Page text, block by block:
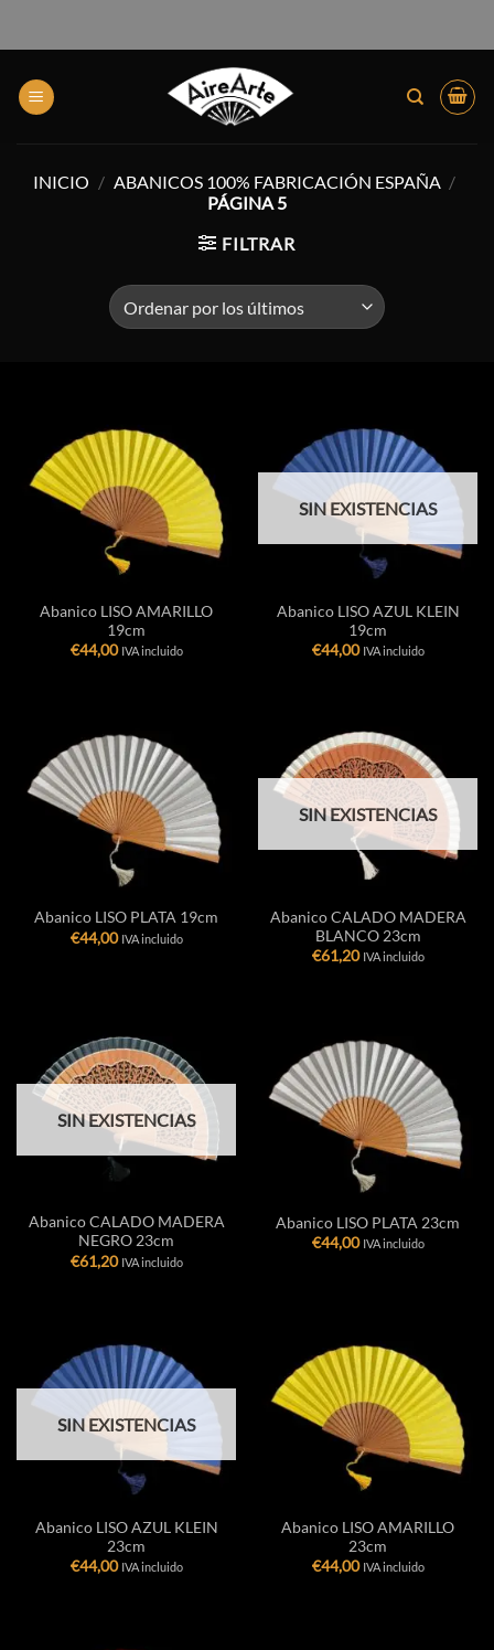
INICIO / ABANICOS 100% FABRICACIÓN ESPAÑA /
PÁGINA 5
FILTRAR
Abanico LISO AMARILLO
19cm
€44,00 IVA incluido
SIN EXISTENCIAS
Abanico LISO AZUL KLEIN
19cm
€44,00 IVA incluido
Abanico LISO PLATA 19cm
€44,00 IVA incluido
SIN EXISTENCIAS
Abanico CALADO MADERA
BLANCO 23cm
€61,20 IVA incluido
SIN EXISTENCIAS
Abanico CALADO MADERA
NEGRO 23cm
€61,20 IVA incluido
Abanico LISO PLATA 23cm
€44,00 IVA incluido
SIN EXISTENCIAS
Abanico LISO AZUL KLEIN
23cm
€44,00 IVA incluido
Abanico LISO AMARILLO
23cm
€44,00 IVA incluido